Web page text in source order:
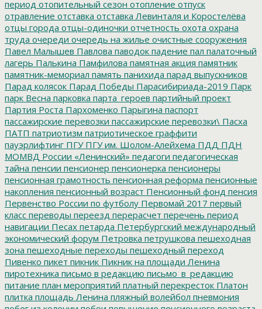
период отопительный сезон отопление отпуск
отравление отставка отставка Левинталя и Коростелёва
отцы города отцы-одиночки отчетность охота охрана
труда очереди очередь на жилье очистные сооружения
Павел Малышев Павлова паводок падение пал палаточный
лагерь Палькина Памфилова памятная акция памятник
памятник-мемориал память панихида парад выпускников
Парад колясок Парад Победы Парасибириада-2019 Парк
парк Весна парковка парта_героев партийный проект
Партия Роста Пархоменко Парыгина паспорт
пассажирские перевозки пассажирские перевозки\ Пасха
ПАТП патриотизм патриотическое граффити
пауэрлифтинг ПГУПГУ им. Шолом-Алейхема ПДД ПДН
МОМВД России «Ленинский» педагоги педагогическая
тайна пенсии пенсионер пенсионерка пенсионеры
пенсионная грамотность пенсионная реформа пенсионные
накопления пенсионный возраст Пенсионный фонд пенсия
Первенство России по футболу Первомай 2017 первый
класс переводы переезд перерасчет перечень период
навигации Песах петарда Петербургский международный
экономический форум Петровка петрушкова пешеходная
зона пешеходные переходы пешеходный переход
Пивенко пикет пикник Пикник на площади Ленина
пиротехника письмо в редакцию письмо_в_редакцию
питание план мероприятий платный перекресток Платон
плитка площадь Ленина пляжный волейбол пневмония